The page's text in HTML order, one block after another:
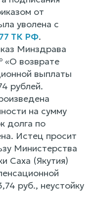
от
уволена с
ТК РФ.
Минздрава
«О возврате
выплаты
рублей.
на сумму
долга по
Истец просит
Министерства
Саха (Якутия)
руб., неустойку